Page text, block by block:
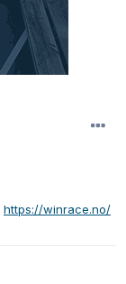
https://winrace.no/